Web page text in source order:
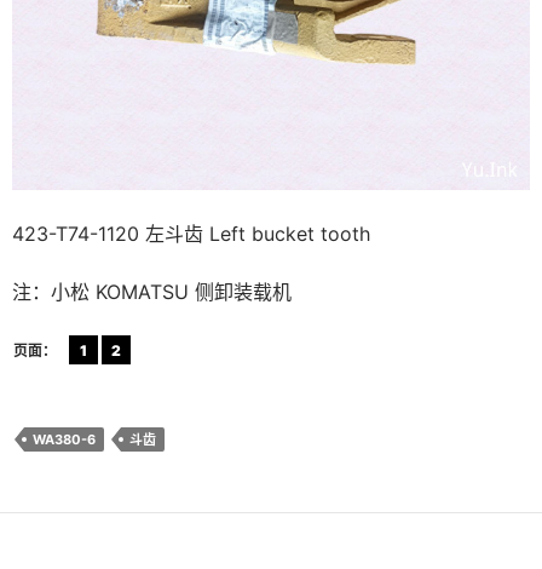
423-T74-1120 左斗齿 Left bucket tooth
注：小松 KOMATSU 侧卸装载机
页面： 1 2
WA380-6 斗齿